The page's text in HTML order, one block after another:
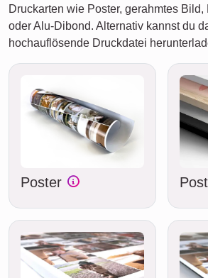
Druckarten wie Poster, gerahmtes Bild,
oder Alu-Dibond. Alternativ kannst du
hochauflösende Druckdatei
Poster